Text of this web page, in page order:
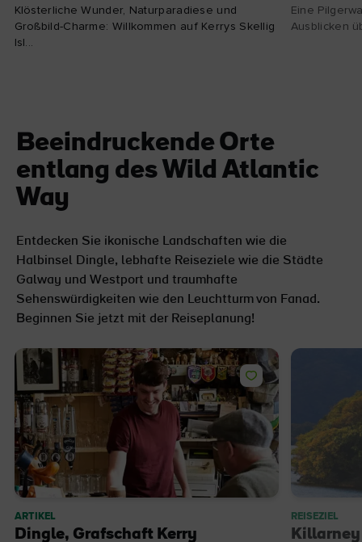
Klösterliche Wunder, Naturparadiese und
Großbild-Charme: Willkommen auf Kerrys Skellig
Isl...
Eine
Ausblicken
Beeindruckende Orte
entlang des Wild Atlantic
Way
Entdecken Sie ikonische Landschaften wie die
Halbinsel Dingle, lebhafte Reiseziele wie die Städte
Galway und Westport und traumhafte
Sehenswürdigkeiten wie den Leuchtturm von Fanad.
Beginnen Sie jetzt mit der Reiseplanung!
ARTIKEL
Dingle, Grafschaft Kerry
REISEZIEL
Killarney